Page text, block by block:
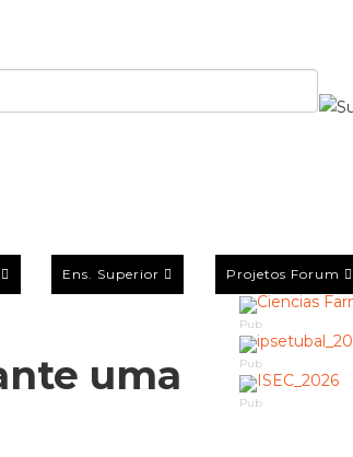
Ens. Superior Projetos Forum
uma
Pub
Pub
Pub